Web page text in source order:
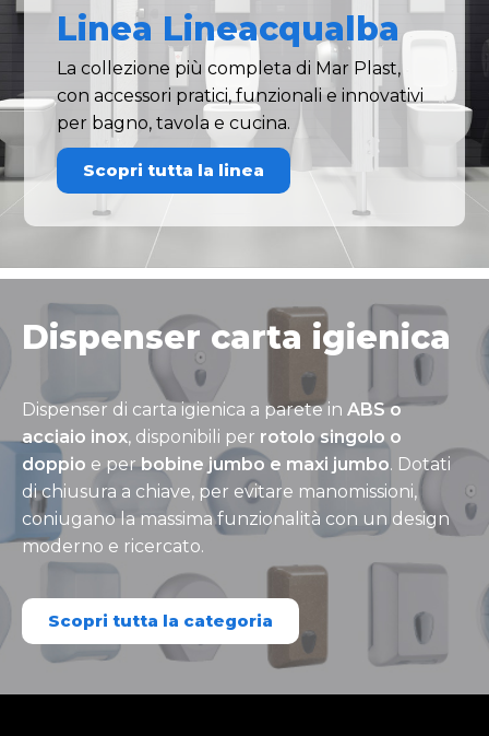
Linea Lineacqualba
La collezione più completa di Mar Plast,
con accessori pratici, funzionali e innovativi
per bagno, tavola e cucina.
Scopri tutta la linea
Dispenser carta igienica
Dispenser di carta igienica a parete in ABS o
acciaio inox, disponibili per rotolo singolo o
doppio e perbobine jumbo e maxi jumbo. Dotati
di chiusura a chiave, per evitare manomissioni,
coniugano la massima funzionalità con un design
moderno e ricercato.
Scopri tutta la categoria